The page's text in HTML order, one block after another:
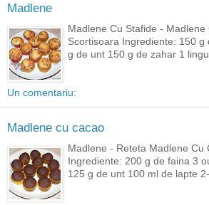
Madlene
Madlene Cu Stafide - Madlene
Scortisoara Ingrediente: 150 g
g de unt 150 g de zahar 1
Un comentariu:
Madlene cu cacao
Madlene - Reteta Madlene Cu
Ingrediente: 200 g de faina 3
125 g de unt 100 ml de lapte 2-